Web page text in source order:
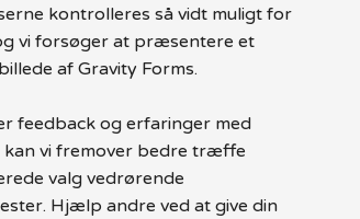
kontrolleres så vidt muligt for
vi forsøger at præsentere et
af Gravity Forms.
feedback og erfaringer med
kan vi fremover bedre træffe
valg vedrørende
Hjælp andre ved at give din